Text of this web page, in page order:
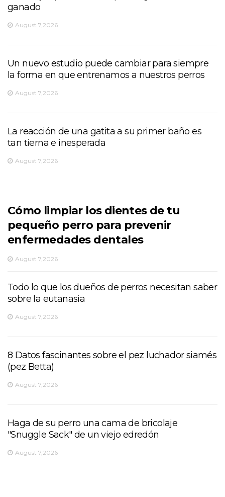
ganado
August 7,2026
Un nuevo estudio puede cambiar para siempre
la forma en que entrenamos a nuestros perros
August 7,2026
La reacción de una gatita a su primer baño es
tan tierna e inesperada
August 7,2026
Cómo limpiar los dientes de tu
pequeño perro para prevenir
enfermedades dentales
August 7,2026
Todo lo que los dueños de perros necesitan saber
sobre la eutanasia
August 7,2026
8 Datos fascinantes sobre el pez luchador siamés
(pez Betta)
August 7,2026
Haga de su perro una cama de bricolaje
"Snuggle Sack" de un viejo edredón
August 7,2026